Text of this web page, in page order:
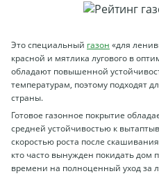
Это специальный газон «для
красной и мятлика лугового в
обладают повышенной
температурам, поэтому подходят
страны.
Готовое газонное покрытие
средней устойчивостью к
скоростью роста после
кто часто вынужден покидать дом
времени на полноценный уход за